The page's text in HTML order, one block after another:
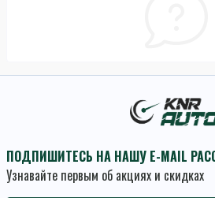
ПОДПИШИТЕСЬ НА НАШУ E-MAIL
Узнавайте первым об акциях и скидках